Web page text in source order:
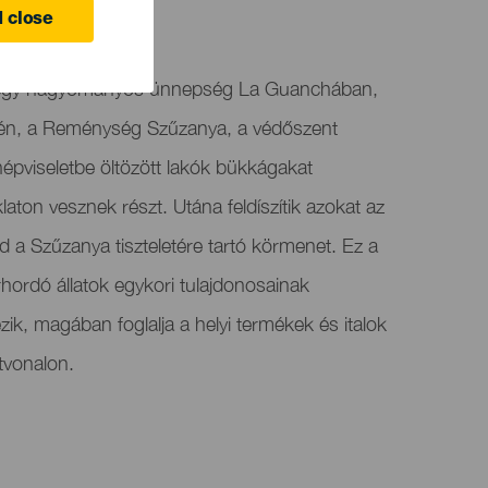
close
hagyományos ünnepség La Guanchában,
a Reménység Szűzanya, a védőszent
öltözött lakók bükkágakat
vesznek részt. Utána feldíszítik azokat az
a Szűzanya tiszteletére tartó körmenet. Ez a
állatok egykori tulajdonosainak
magában foglalja a helyi termékek és italok